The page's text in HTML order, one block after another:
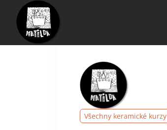
Všechny keramické kurzy